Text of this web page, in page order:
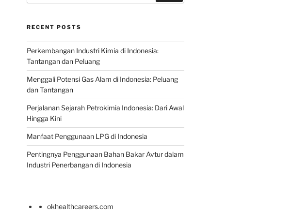
RECENT POSTS
Perkembangan Industri Kimia di Indonesia:
Tantangan dan Peluang
Menggali Potensi Gas Alam di Indonesia: Peluang
dan Tantangan
Perjalanan Sejarah Petrokimia Indonesia: Dari Awal
Hingga Kini
Manfaat Penggunaan LPG di Indonesia
Pentingnya Penggunaan Bahan Bakar Avtur dalam
Industri Penerbangan di Indonesia
okhealthcareers.com